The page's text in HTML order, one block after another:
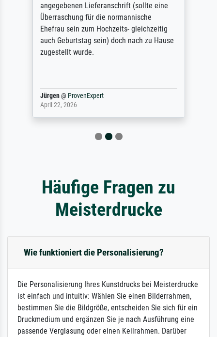
angegebenen Lieferanschrift (sollte eine
Überraschung für die normannische
Ehefrau sein zum Hochzeits- gleichzeitig
auch Geburtstag sein) doch nach zu Hause
zugestellt wurde.
Jürgen@ ProvenExpert
April 22, 2026
Häufige Fragen zu
Meisterdrucke
Wie funktioniert die Personalisierung?
Die Personalisierung Ihres Kunstdrucks bei Meisterdrucke
ist einfach und intuitiv: Wählen Sie einen Bilderrahmen,
bestimmen Sie die Bildgröße, entscheiden Sie sich für ein
Druckmedium und ergänzen Sie je nach Ausführung eine
passende Verglasung oder einen Keilrahmen. Darüber